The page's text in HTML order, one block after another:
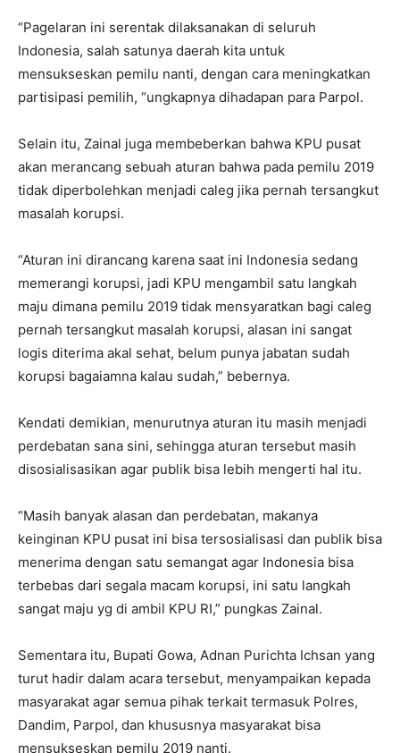
“Pagelaran ini serentak dilaksanakan di seluruh
Indonesia, salah satunya daerah kita untuk
mensukseskan pemilu nanti, dengan cara meningkatkan
partisipasi pemilih, “ungkapnya dihadapan para Parpol.
Selain itu, Zainal juga membeberkan bahwa KPU pusat
akan merancang sebuah aturan bahwa pada pemilu 2019
tidak diperbolehkan menjadi caleg jika pernah tersangkut
masalah korupsi.
“Aturan ini dirancang karena saat ini Indonesia sedang
memerangi korupsi, jadi KPU mengambil satu langkah
maju dimana pemilu 2019 tidak mensyaratkan bagi caleg
pernah tersangkut masalah korupsi, alasan ini sangat
logis diterima akal sehat, belum punya jabatan sudah
korupsi bagaiamna kalau sudah,” bebernya.
Kendati demikian, menurutnya aturan itu masih menjadi
perdebatan sana sini, sehingga aturan tersebut masih
disosialisasikan agar publik bisa lebih mengerti hal itu.
“Masih banyak alasan dan perdebatan, makanya
keinginan KPU pusat ini bisa tersosialisasi dan publik bisa
menerima dengan satu semangat agar Indonesia bisa
terbebas dari segala macam korupsi, ini satu langkah
sangat maju yg di ambil KPU RI,” pungkas Zainal.
Sementara itu, Bupati Gowa, Adnan Purichta Ichsan yang
turut hadir dalam acara tersebut, menyampaikan kepada
masyarakat agar semua pihak terkait termasuk Polres,
Dandim, Parpol, dan khususnya masyarakat bisa
mensukseskan pemilu 2019 nanti.